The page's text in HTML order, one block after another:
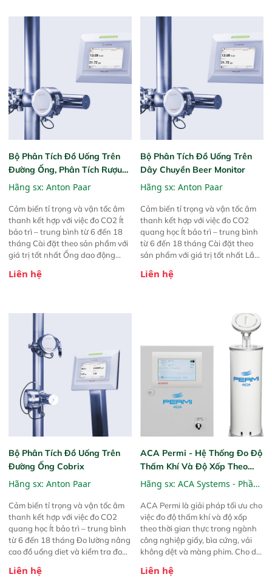
Bộ Phân Tích Đồ Uống Trên
Đường Ống, Phân Tích Rượu
Wine Monitor
Hãng sx: Anton Paar
Cảm biến tỉ trọng và vận tốc âm
thanh kết hợp với việc đo CO2 Ít
bảo trì – trung bình từ 6 đến 18
tháng Cài đặt theo sản phẩm với
giá trị tốt nhất Ống dao động
Liên hệ
Bộ Phân Tích Đồ Uống Trên
Dây Chuyền Beer Monitor
Hãng sx: Anton Paar
Cảm biến tỉ trọng và vận tốc âm
thanh kết hợp với việc đo CO2
quang học Ít bảo trì – trung bình
từ 6 đến 18 tháng Cài đặt theo
sản phẩm với giá trị tốt nhất Lắp
Liên hệ
Bộ Phân Tích Đồ Uống Trên
Đường Ống Cobrix
Hãng sx: Anton Paar
Cảm biến tỉ trọng và vận tốc âm
thanh kết hợp với việc đo CO2
quang học Ít bảo trì – trung bình
từ 6 đến 18 tháng Đo lường nâng
cao đồ uống diet và kiểm tra đo
giá trị tốt nhất Tùy chọn lắp đặt
Liên hệ
ACA Permi - Hệ Thống Đo Độ
Thấm Khí Và Độ Xốp Theo
Thời Gian Thực
Hãng sx: ACA Systems - Phần
ACA Permi là giải pháp tối ưu cho
việc đo độ thấm khí và độ xốp
theo thời gian thực trong ngành
công nghiệp giấy, bìa cứng, vải
không dệt và màng phim. Cho dù
bao tải, giấy lọc hay màng ngăn
Liên hệ